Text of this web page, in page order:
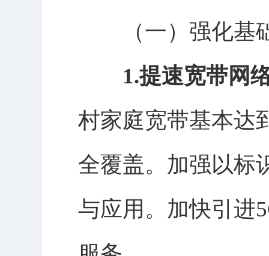
（一）强化基
1.提速宽带网
村家庭宽带基本达
全覆盖。加强以标
与应用。加快引进